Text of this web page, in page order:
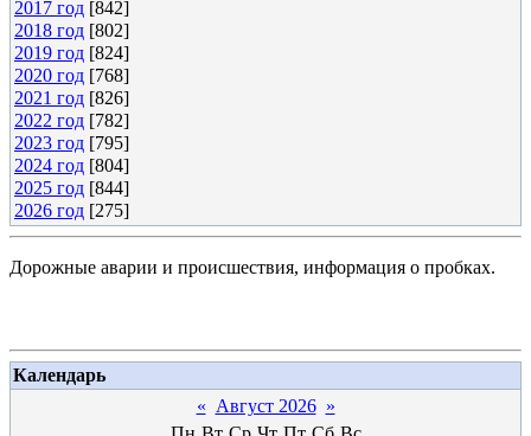
2017 год [842]
2018 год [802]
2019 год [824]
2020 год [768]
2021 год [826]
2022 год [782]
2023 год [795]
2024 год [804]
2025 год [844]
2026 год [275]
Дорожные аварии и происшествия, информация о пробках.
Календарь
« Август 2026 »